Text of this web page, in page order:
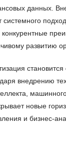
данных.
системного
конкурентные
развитию
внедрению
новые
и бизнес-